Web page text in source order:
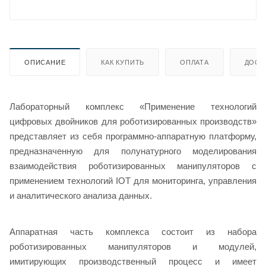
ОПИСАНИЕ КАК КУПИТЬ ОПЛАТА
Лабораторный комплекс «Применение технологий
цифровых двойников для роботизированных производств»
представляет из себя программно-аппаратную платформу,
предназначенную для полунатурного моделирования
взаимодействия роботизированных манипуляторов с
применением технологий IOT для мониторинга, управления
и аналитического анализа данных.
Аппаратная часть комплекса состоит из набора
роботизированных манипуляторов и модулей,
имитирующих производственный процесс и имеет